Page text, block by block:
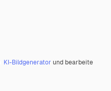
KI-Bildgenerator und bearbeite